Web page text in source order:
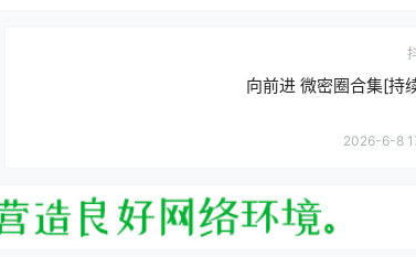
向前进 微密圈合集[持
2026-6-8